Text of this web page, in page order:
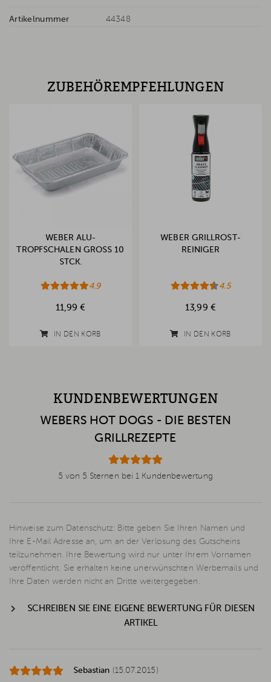
Artikelnummer 44348
ZUBEHÖREMPFEHLUNGEN
WEBER ALU-
TROPFSCHALEN GROSS 10 S
TCK.
4.9
11,99 €
IN DEN KORB
WEBER GRILLROST-
REINIGER
4.5
13,99 €
IN DEN KORB
KUNDENBEWERTUNGEN
WEBERS HOT DOGS - DIE BESTEN
GRILLREZEPTE
5 von 5 Sternen bei 1 Kundenbewertung
Hinweise zum Datenschutz: Bitte geben Sie Ihren Namen und
Ihre E-Mail Adresse an, um an der Verlosung des Gutscheins
teilzunehmen. Ihre Bewertung wird nur unter Ihrem Vornamen
veröffentlicht. Sie erhalten keine unerwünschten Werbemails und
Ihre Daten werden nicht an Dritte weitergegeben.
SCHREIBEN SIE EINE EIGENE BEWERTUNG FÜR DIESEN
ARTIKEL
Sebastian (15.07.2015)